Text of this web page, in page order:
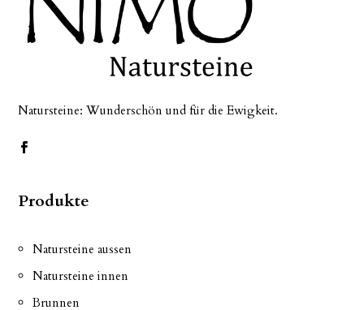
Natursteine: Wunderschön und für die Ewigkeit.
Produkte
Natursteine aussen
Natursteine innen
Brunnen